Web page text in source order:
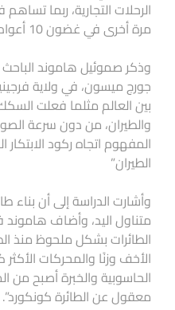
الرحلات التجارية، ربما
مرة أخرى في غضون 10 أعوام.
وذكر صموئيل هاموند
جورج ميسون، في ولاية
بين العالم مثلما فعلت السكك
والطيران، من دون سرعة
المفهوم اتجاه ركود
الطيران”
وأشارت الدراسة إلى أن
متناول اليد، وأضاف
الطائرات بشكل ملحوظ منذ
الأخف وزنًا والمحركات
الحاسوبية والخبرة أصبح من
معقول عن الطائرة كونكورد”.